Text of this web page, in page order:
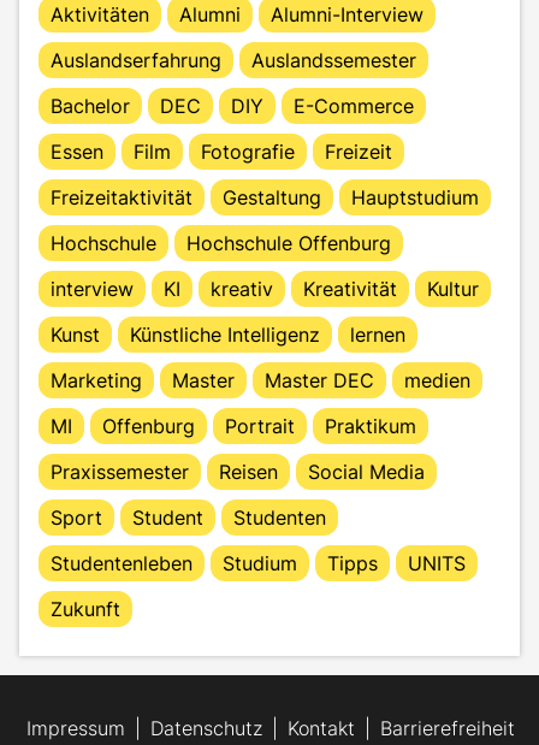
Aktivitäten Alumni
Alumni-Interview
Auslandserfahrung
Auslandssemester
Bachelor
DEC DIY
E-Commerce
Essen
Film Fotografie
Freizeit
Freizeitaktivität
Gestaltung
Hauptstudium
Hochschule
Hochschule Offenburg
interview
KI kreativ Kreativität
Kultur
Kunst
Künstliche Intelligenz
lernen
Marketing
Master Master DEC
medien
MI
Offenburg Portrait
Praktikum
Praxissemester
Reisen
Social Media
Sport
Student
Studenten
Studentenleben
Studium Tipps
UNITS
Zukunft
Impressum Datenschutz Kontakt Barrierefreiheit